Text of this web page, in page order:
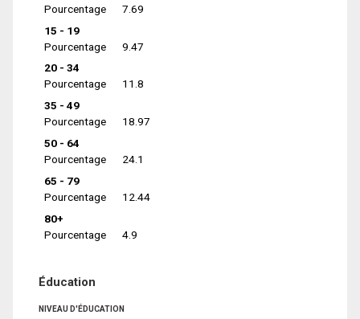
Pourcentage
7.69
15 - 19
Pourcentage
9.47
20 - 34
Pourcentage
11.8
35 - 49
Pourcentage
18.97
50 - 64
Pourcentage
24.1
65 - 79
Pourcentage
12.44
80+
Pourcentage
4.9
Éducation
NIVEAU D'ÉDUCATION